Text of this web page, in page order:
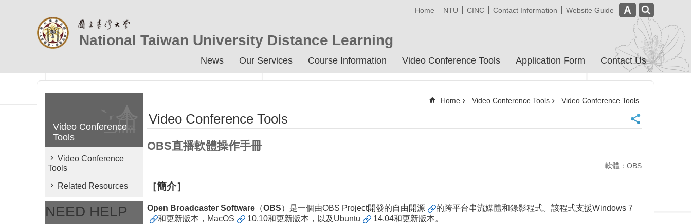
Home NTU CINC Contact Information Website Guide
National Taiwan University Distance Learning
News Our Services Course Information Video Conference Tools Application Form Contact Us
Video Conference
Tools
Video Conference
Tools
Related Resources
NEED HELP
Home Video Conference Tools Video Conference Tools
Video Conference Tools
OBS直播軟體操作手冊
軟體：OBS
［簡介］
Open Broadcaster Software （OBS）是一個由OBS Project開發的自由開源 的跨平台串流媒體和錄影程式。該程式支援Windows 7
和更新版本， MacOS 10.10和更新版本，以及 Ubuntu
14.04和更新版本。